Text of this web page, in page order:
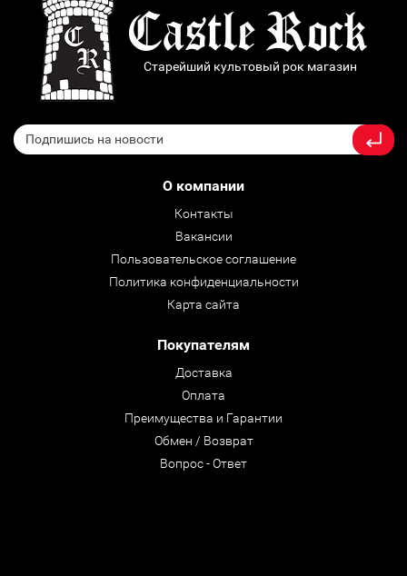
Старейший культовый рок магазин
О компании
Контакты
Вакансии
Пользовательское соглашение
Политика конфиденциальности
Карта сайта
Покупателям
Доставка
Оплата
Преимущества и Гарантии
Обмен / Возврат
Вопрос - Ответ